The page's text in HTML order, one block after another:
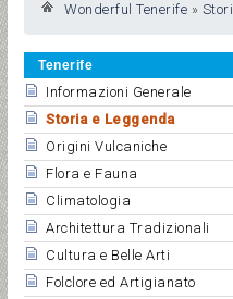
Wonderful Tenerife »
Tenerife
Informazioni Generale
Storia e Leggenda
Origini Vulcaniche
Flora e Fauna
Climatologia
Architettura Tradizionali
Cultura e Belle Arti
Folclore ed Artigianato